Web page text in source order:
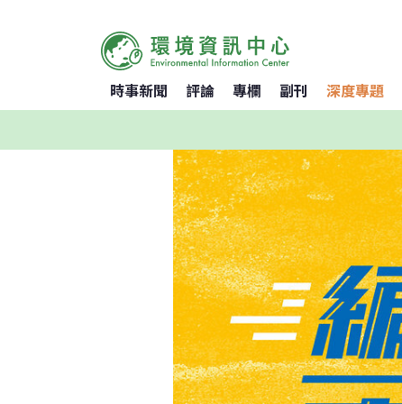
時事新聞 評論 專欄 副刊 深度專題